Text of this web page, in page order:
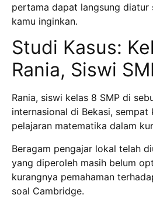
pertama dapat langsung diatur
kamu inginkan.
Studi Kasus:
Rania, Siswi
Rania, siswi kelas 8 SMP di
internasional di Bekasi,
pelajaran matematika dalam
Beragam pengajar lokal telah
yang diperoleh masih belum
kurangnya pemahaman
soal Cambridge.